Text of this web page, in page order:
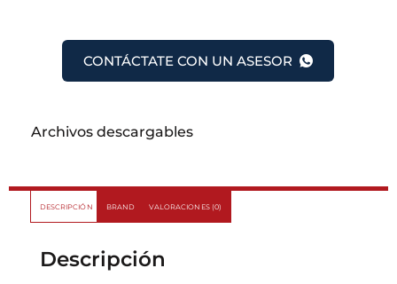
CONTÁCTATE CON UN ASESOR
Archivos descargables
DESCRIPCIÓN BRAND VALORACIONES (0)
Descripción